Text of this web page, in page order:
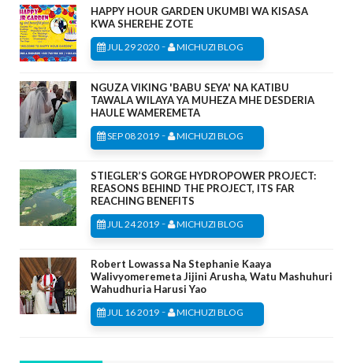
HAPPY HOUR GARDEN UKUMBI WA KISASA
KWA SHEREHE ZOTE
JUL 29 2020 - MICHUZI BLOG
NGUZA VIKING 'BABU SEYA' NA KATIBU
TAWALA WILAYA YA MUHEZA MHE DESDERIA
HAULE WAMEREMETA
SEP 08 2019 - MICHUZI BLOG
STIEGLER’S GORGE HYDROPOWER PROJECT:
REASONS BEHIND THE PROJECT, ITS FAR
REACHING BENEFITS
JUL 24 2019 - MICHUZI BLOG
Robert Lowassa Na Stephanie Kaaya
Walivyomeremeta Jijini Arusha, Watu Mashuhuri
Wahudhuria Harusi Yao
JUL 16 2019 - MICHUZI BLOG